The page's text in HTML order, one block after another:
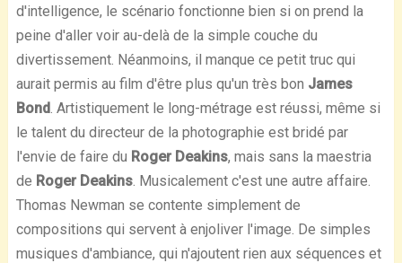
d'intelligence, le scénario fonctionne bien si on prend la
peine d'aller voir au-delà de la simple couche du
divertissement. Néanmoins, il manque ce petit truc qui
aurait permis au film d'être plus qu'un très bon James
Bond. Artistiquement le long-métrage est réussi, même si
le talent du directeur de la photographie est bridé par
l'envie de faire du Roger Deakins, mais sans la maestria
de Roger Deakins. Musicalement c'est une autre affaire.
Thomas Newman se contente simplement de
compositions qui servent à enjoliver l'image. De simples
musiques d'ambiance, qui n'ajoutent rien aux séquences et